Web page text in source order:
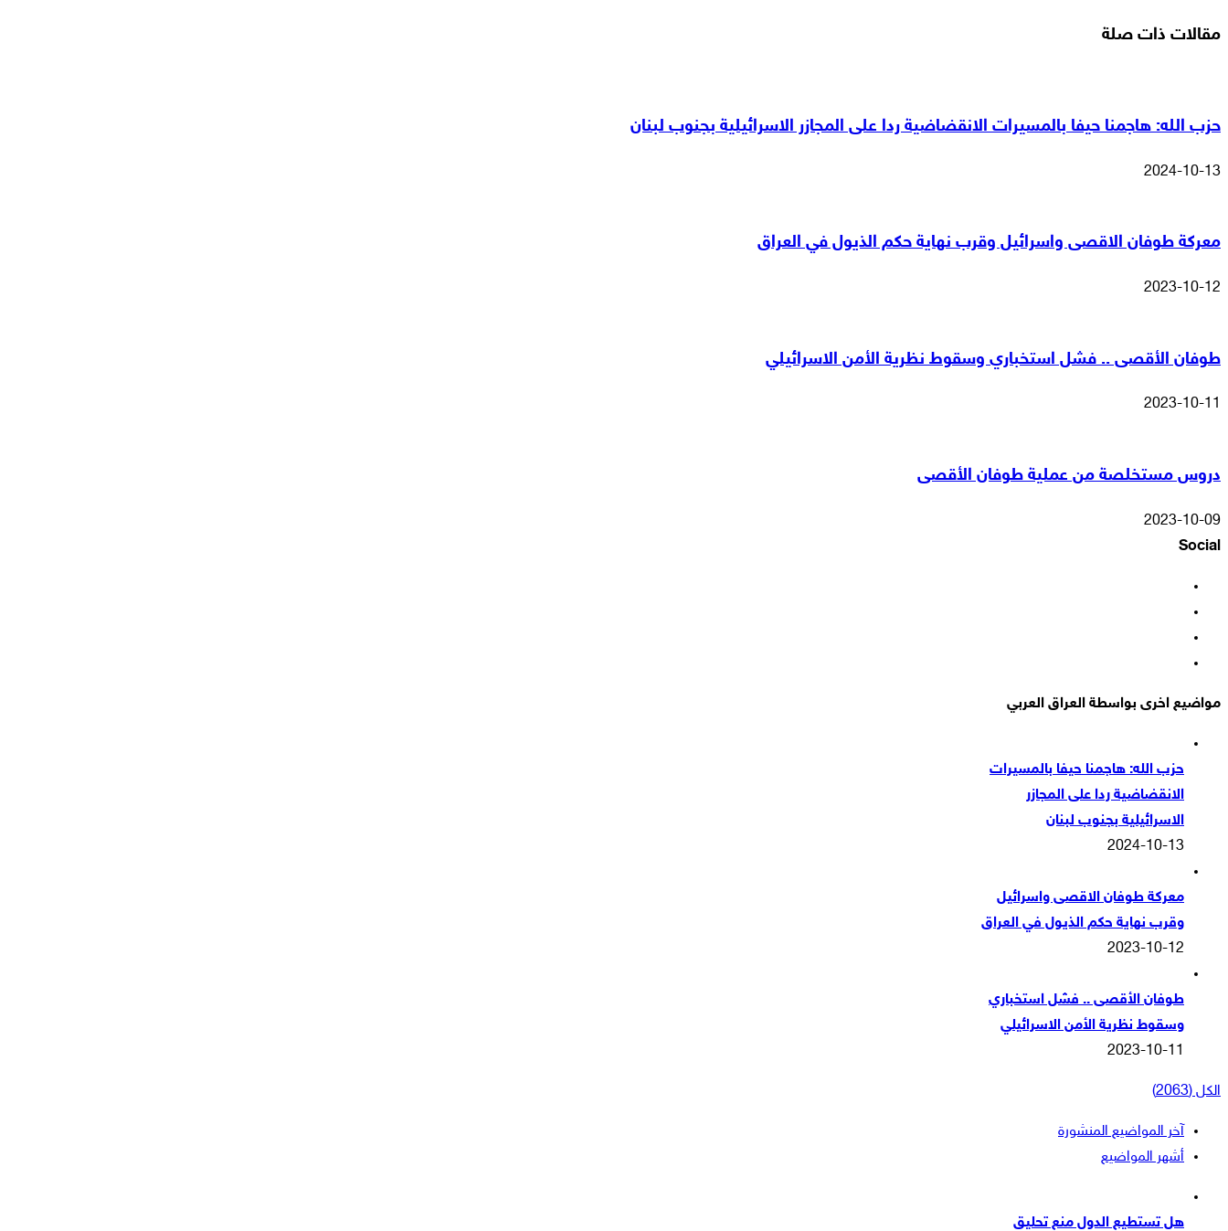
مقالات ذات صلة
حزب الله: هاجمنا حيفا بالمسيرات الانقضاضية ردا على المجازر الاسرائيلية بجنوب لبنان
2024-10-13
معركة طوفان الاقصى واسرائيل وقرب نهاية حكم الذيول في العراق
2023-10-12
طوفان الأقصى .. فشل استخباري وسقوط نظرية الأمن الاسرائيلي
2023-10-11
دروس مستخلصة من عملية طوفان الأقصى
2023-10-09
Social
مواضيع اخرى بواسطة العراق العربي
حزب الله: هاجمنا حيفا بالمسيرات
الانقضاضية ردا على المجازر
الاسرائيلية بجنوب لبنان
2024-10-13
معركة طوفان الاقصى واسرائيل
وقرب نهاية حكم الذيول في العراق
2023-10-12
طوفان الأقصى .. فشل استخباري
وسقوط نظرية الأمن الاسرائيلي
2023-10-11
الكل (2063)
آخر المواضيع المنشورة
أشهر المواضيع
هل تستطيع الدول منع تحليق